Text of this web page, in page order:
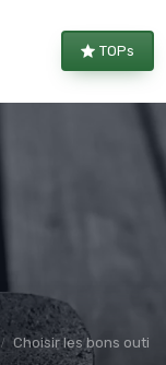
TOPs
Choisir les bons outils